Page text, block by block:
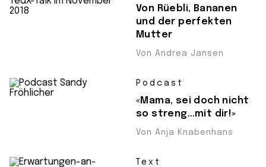
Von Rüebli, Bananen
und der perfekten
Mutter
Von Andrea Jansen
Podcast
«Mama, sei doch nicht
so streng…mit dir!»
Von Anja Knabenhans
Text